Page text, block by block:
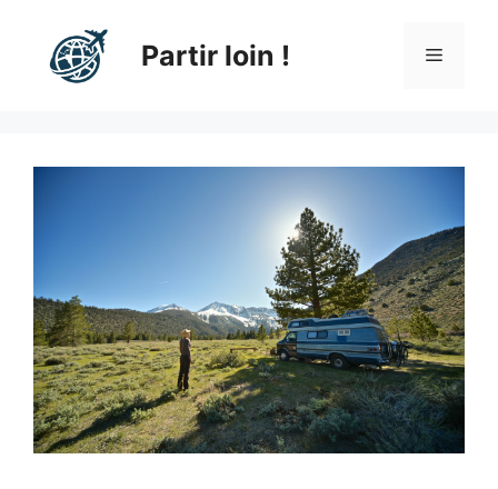
contenu
Partir loin ! Menu